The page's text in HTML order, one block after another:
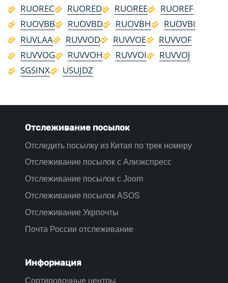
RUOREC
RUORED RUOREE
RUOREF
RUOVBB
RUOVBD RUOVBH
RUOVBI
RUVLAA
RUVVOD RUVVOE
RUVVOF
RUVVOG
RUVVOH RUVVOI
RUVVOJ
SGSINX
USUJDZ
Отслеживание посылок
Отследить посылку из Китая по трек номеру
Отслеживание посылок с Алиэкспресс
Отслеживание посылок с Joom
Отслеживание посылок ASOS
Отслеживание Укрпочты
Почта России отслеживание
Информация
Сортировочные центры